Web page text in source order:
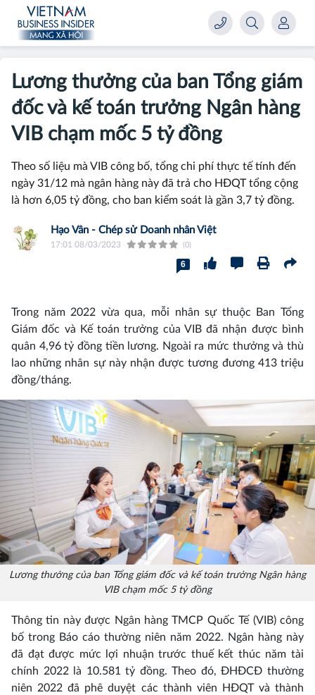
Lương thưởng của ban Tổng giám
đốc và kế toán trưởng Ngân hàng
VIB chạm mốc 5 tỷ đồng
Theo số liệu mà VIB công bố, tổng chi phí thực tế tính đến
ngày 31/12 mà ngân hàng này đã trả cho HĐQT tổng cộng
là hơn 6,05 tỷ đồng, cho ban kiểm soát là gần 3,7 tỷ đồng.
Hạo Vân - Chép sử Doanh nhân Việt
17:01 08/03/2023 (0)
6
Trong năm 2022 vừa qua, mỗi nhân sự thuộc Ban Tổng
Giám đốc và Kế toán trưởng của VIB đã nhận được bình
quân 4,96 tỷ đồng tiền lương. Ngoài ra mức thưởng và thù
lao những nhân sự này nhận được tương đương 413 triệu
đồng/tháng.
Lương thưởng của ban Tổng giám đốc và kế toán trưởng Ngân hàng
VIB chạm mốc 5 tỷ đồng
Thông tin này được Ngân hàng TMCP Quốc Tế (VIB) công
bố trong Báo cáo thường niên năm 2022. Ngân hàng này
đã đạt được mức lợi nhuận trước thuế kết thúc năm tài
chính 2022 là 10.581 tỷ đồng. Theo đó, ĐHĐCĐ thường
niên 2022 đã phê duyệt các thành viên HĐQT và thành